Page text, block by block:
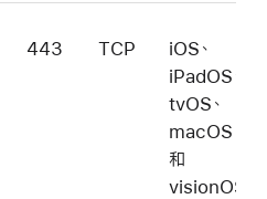
443 TCP
iOS、
iPadOS、
tvOS、
macOS
和
visionOS